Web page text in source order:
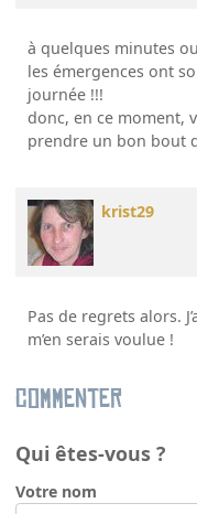
à quelques minutes
les émergences ont
journée !!!
donc, en ce moment,
prendre un bon bout
krist29
Pas de regrets alors.
m’en serais voulue !
Commenter
Qui êtes-vous ?
Votre nom